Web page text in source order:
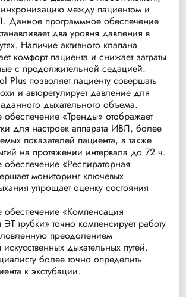
между пациентом и
Данное программное обеспечение
два уровня давления в
Наличие активного клапана
комфорт пациента и снижает затраты
с продолжительной седацией.
Plus позволяет пациенту совершать
и авторегулирует давление для
дыхательного объема.
«Тренды» отображает
для настроек аппарата ИВЛ, более
показателей пациента, а также
на протяжении интервала до 72 ч.
«Респираторная
мониторинг ключевых
упрощает оценку состояния
обеспечение «Компенсация
трубки» точно компенсирует работу
преодолением
дыхательных путей.
более точно определить
к экстубации.